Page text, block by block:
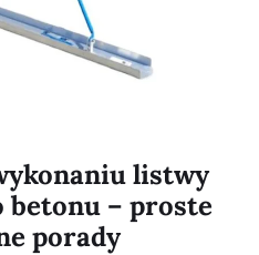
listwy
betonu – proste
porady